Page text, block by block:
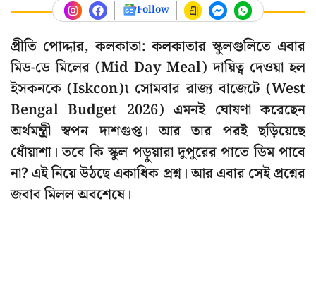
Follow
প্রীতি পোদ্দার, কলকাতা: কলকাতার স্কুলগুলিতে এবার
মিড-ডে মিলের (Mid Day Meal) দায়িত্ব দেওয়া হল
ইসকনকে (Iskcon)৷ সোমবার রাজ্য বাজেটে (West
Bengal Budget 2026) এমনই ঘোষণা করেছেন
অর্থমন্ত্রী স্বপন দাশগুপ্ত। আর তার পরই ছড়িয়েছে
ধোঁয়াশা। তবে কি স্কুল পড়ুয়ারা দুপুরের পাতে ডিম পাবে
না? এই নিয়ে উঠছে একাধিক প্রশ্ন। আর এবার সেই প্রশ্নের
জবাব মিলল অবশেষে।